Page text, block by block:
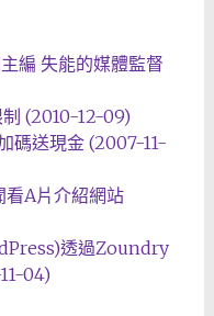
編 失能的媒體監督
(2010-12-09)
碼送現金 (2007-11-
A片介紹網站
透過Zoundry
04)